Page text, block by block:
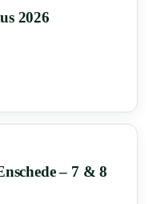
2026
– 7 & 8